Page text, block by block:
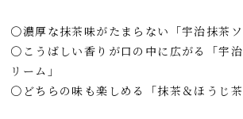
〇濃厚な抹茶味がたまらない「宇治抹茶ソ
〇こうばしい香りが口の中に広がる「宇
リーム」
〇どちらの味も楽しめる「抹茶＆ほうじ茶